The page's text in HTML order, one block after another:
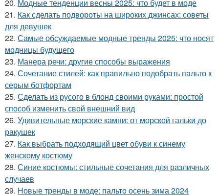
20. Модные тенденции весны 2025: что будет в моде
21. Как сделать подвороты на широких джинсах: советы
для девушек
22. Самые обсуждаемые модные тренды 2025: что носят
модницы будущего
23. Манера речи: другие способы выражения
24. Сочетание стилей: как правильно подобрать пальто к
серым ботфортам
25. Сделать из русого в блонд своими руками: простой
способ изменить свой внешний вид
26. Удивительные морские камни: от морской гальки до
ракушек
27. Как выбрать подходящий цвет обуви к синему
женскому костюму
28. Синие костюмы: стильные сочетания для различных
случаев
29. Новые тренды в моде: пальто осень зима 2024